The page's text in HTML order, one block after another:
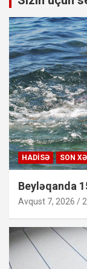
HADISƏ SON
Beyləqanda
Avqust 7, 2026 /